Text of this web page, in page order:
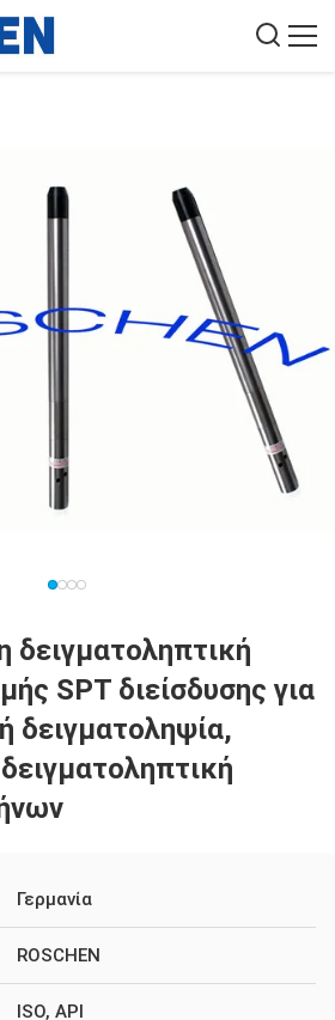
δειγματοληπτική
SPT διείσδυσης για
δειγματοληψία,
Γερμανία
ROSCHEN
ISO, API